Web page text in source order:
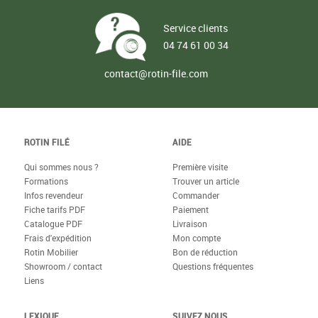
Service clients
04 74 61 00 34
contact@rotin-file.com
ROTIN FILÉ
Qui sommes nous ?
Formations
Infos revendeur
Fiche tarifs PDF
Catalogue PDF
Frais d'expédition
Rotin Mobilier
Showroom / contact
Liens
AIDE
Première visite
Trouver un article
Commander
Paiement
Livraison
Mon compte
Bon de réduction
Questions fréquentes